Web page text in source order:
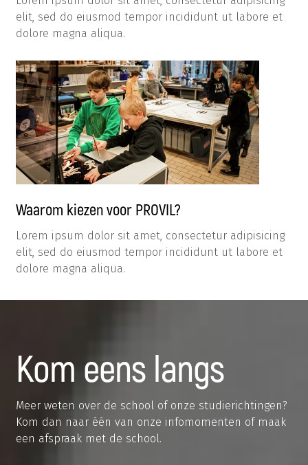
elit, sed do eiusmod tempor incididunt ut labore et
dolore magna aliqua.
Waarom kiezen voor PROVIL?
Lorem ipsum dolor sit amet, consectetur adipisicing
elit, sed do eiusmod tempor incididunt ut labore et
dolore magna aliqua.
Kom eens langs
Meer weten over de school of onze studierichtingen?
Kom dan naar één van onze infomomenten of maak
een afspraak met de school.